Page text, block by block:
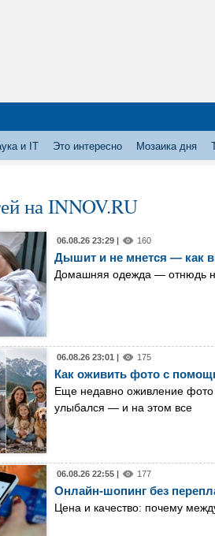
и IT Это интересно Мозаика дня
на INNOV.RU
06.08.26 23:29 | 160
Дышит и не мнется — как
Домашняя одежда — отнюдь
06.08.26 23:01 | 175
Как оживить фото с
Еще недавно оживление фото
улыбался — и на этом все
06.08.26 22:55 | 177
Онлайн-шопинг без
Цена и качество: почему